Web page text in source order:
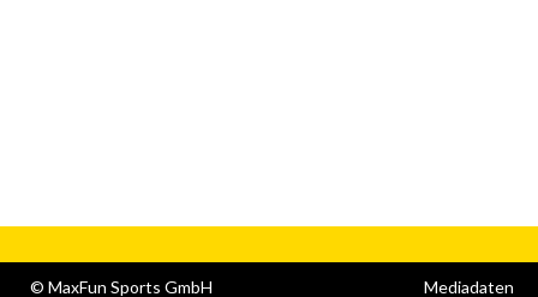
© MaxFun Sports GmbH
Mediadaten